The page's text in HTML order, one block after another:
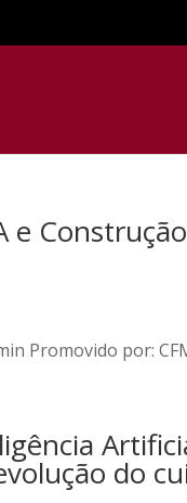
e
Promovido por:
do